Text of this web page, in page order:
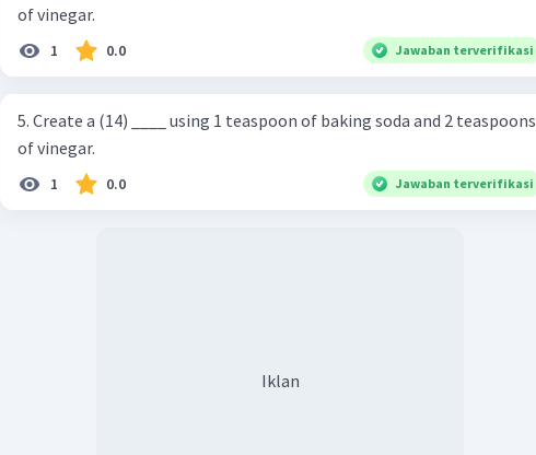
of vinegar.
1 0.0 Jawaban terverifikasi
5. Create a (14) ____ using 1 teaspoon of baking soda and 2 teaspoons
of vinegar.
1 0.0 Jawaban terverifikasi
Iklan